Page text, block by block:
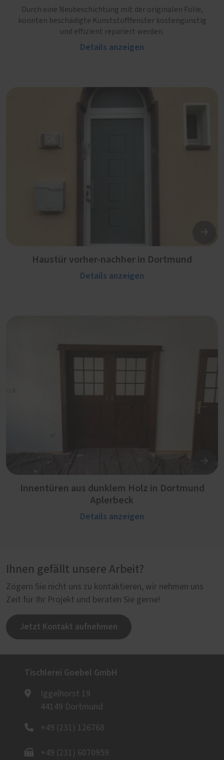
Durch eine Neubeschichtung mit der originalen Folie,
konnten beschädigte Kunststofffenster kostengünstig
und effizient repariert werden.
Details anzeigen
Haustür vorher-nachher in Dortmund
Details anzeigen
Innentüren aus dunklem Holz in Dortmund
Aplerbeck
Details anzeigen
Ihnen gefällt unsere Arbeit?
Zögern Sie nicht uns zu kontaktieren, wir nehmen uns
Zeit für Ihr Projekt und beraten Sie gerne!
Jetzt Kontakt aufnehmen
Tischlerei Goebel GmbH
Iggelhorst 19
44149 Dortmund
+49 (231) 126768
+49 (231) 6070959